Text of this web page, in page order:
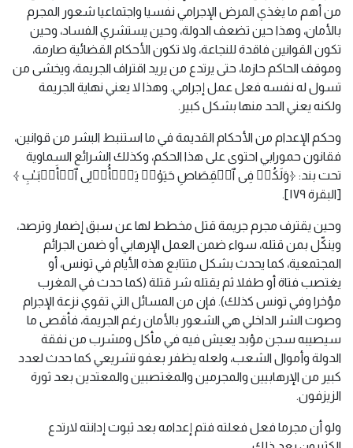
من أهم ما يغذي المرض الإجرامي نفسيا واجتماعيا شعور المجرم
بالأمان، وهذا حين تضعف الدولة، وحين يستشري الفساد، وحين
تكون القوانين فاقدة للنجاعة، ولا تكون الأحكام القضائية صارمة،
وموقف الحاكم حازما، حتى يرتدع من يريد اقتراف الجريمة، ويخشى من
تسول له نفسه فعل عمل إجرامي. وهذا لا يعني نهاية الجريمة
ولكنه يعني الحد منها بشكل كبير.
وحكم الإعدام من الأحكام القديمة في ما استنبط البشر من قوانين،
فقانون حمورابي احتوى على هذا الحكم، وكذلك الشرائع السماوية
تحت بند: ﴿وَلَكُمۡ فِی ٱلۡقِصَاصِ حَیَوٰةࣱ یَـٰۤأُو۟لِی ٱلۡأَلۡبَـٰبِ ﴾
[البقرة ١٧٩].
وحين يقترف مجرم جريمة قتل مخطط لها عن سبق إضمار وترصد،
وينكّل بمن قتله، سواء ضمن العمل الإرهابي أو ضمن الجرائم
المجتمعية، كما يحدث بشكل متتابع هذه الأيام في تونس، أو
يغتصب فتاة أو طفلا ثم يقتله شر قتلة (كما حدث في المغرب
مؤخرا وفي تونس كذلك). فإن من المسائل التي تقوي نزعة الإجرام
وصوت الشر الداخلي هي الشعور بالأمان رغم الجريمة، فأقصى ما
سيصيبه سجن مؤبد يعيش فيه في مأكل ومشرب من نفقة
الدولة وأموال الشعب، ولعله يظفر بعفو تشريعي كما حدث لعدد
كبير من الإرهابيين والمجرمين والمغتصبين والمعتدين بعد ثورة
الزيزفون.
ولو أن مجرما فعل فعلته فتم إعدامه بعد ثبوت إدانته لارتدع